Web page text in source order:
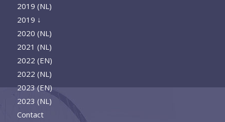
2019 (NL)
2019 ↓
2020 (NL)
2021 (NL)
2022 (EN)
2022 (NL)
2023 (EN)
2023 (NL)
Contact